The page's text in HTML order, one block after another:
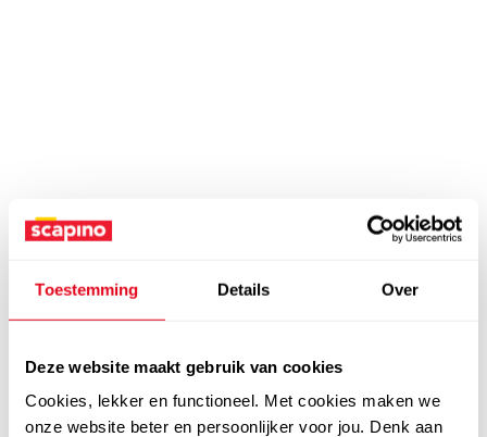
Toestemming Details Over
Deze website maakt gebruik van cookies
Cookies, lekker en functioneel. Met cookies maken we
onze website beter en persoonlijker voor jou. Denk aan